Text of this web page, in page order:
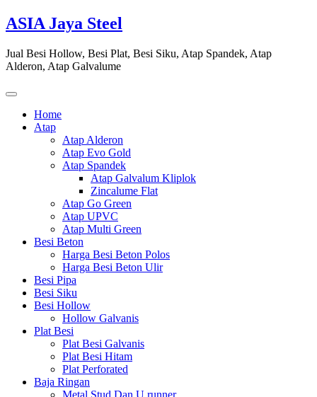
Skip
to
ASIA Jaya Steel
Jual Besi Hollow, Besi Plat, Besi Siku, Atap Spandek, Atap
Alderon, Atap Galvalume
Home
Atap
Atap Alderon
Atap Evo Gold
Atap Spandek
Atap Galvalum Kliplok
Zincalume Flat
Atap Go Green
Atap UPVC
Atap Multi Green
Besi Beton
Harga Besi Beton Polos
Harga Besi Beton Ulir
Besi Pipa
Besi Siku
Besi Hollow
Hollow Galvanis
Plat Besi
Plat Besi Galvanis
Plat Besi Hitam
Plat Perforated
Baja Ringan
Metal Stud Dan U runner